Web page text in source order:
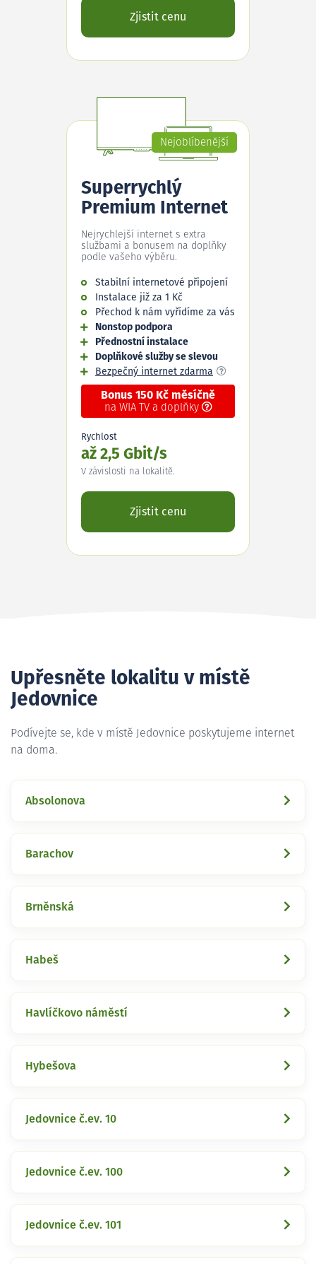
Zjistit cenu
Nejoblíbenější
Superrychlý
Premium Internet
Nejrychlejší internet s extra
službami a bonusem na doplňky
podle vašeho výběru.
Stabilní internetové připojení
Instalace již za 1 Kč
Přechod k nám vyřídíme za vás
Nonstop podpora
Přednostní instalace
Doplňkové služby se slevou
Bezpečný internet zdarma
Bonus 150 Kč měsíčně
na WIA TV a doplňky
Rychlost
až 2,5 Gbit/s
V závislosti na lokalitě.
Zjistit cenu
Upřesněte lokalitu v místě
Jedovnice
Podívejte se, kde v místě Jedovnice poskytujeme internet
na doma.
Absolonova
Barachov
Brněnská
Habeš
Havlíčkovo náměstí
Hybešova
Jedovnice č.ev. 10
Jedovnice č.ev. 100
Jedovnice č.ev. 101